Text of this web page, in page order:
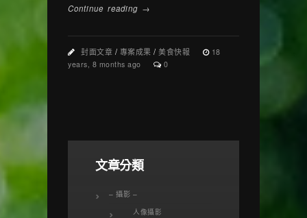
Continue reading →
封面文章 / 專案成果 / 美食快報
18
years, 8 months ago
0
文章分類
– 攝影 –
人像攝影